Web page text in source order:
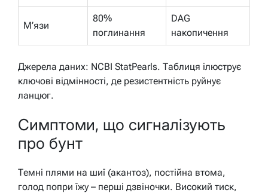
М’язи
80%
поглинання
DAG
накопичення
Джерела даних: NCBI StatPearls. Таблиця ілюструє
ключові відмінності, де резистентність руйнує
ланцюг.
Симптоми, що сигналізують
про бунт
Темні плями на шиї (акантоз), постійна втома,
голод попри їжу – перші дзвіночки. Високий тиск,